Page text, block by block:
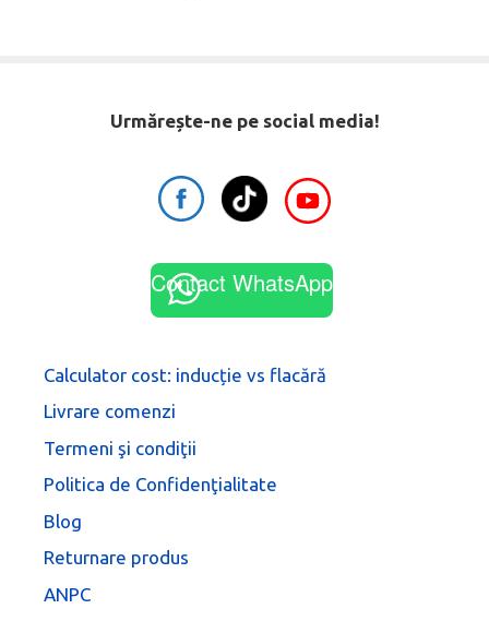
Urmărește-ne pe social media!
Contact WhatsApp
Calculator cost: inducție vs flacără
Livrare comenzi
Termeni şi condiţii
Politica de Confidenţialitate
Blog
Returnare produs
ANPC